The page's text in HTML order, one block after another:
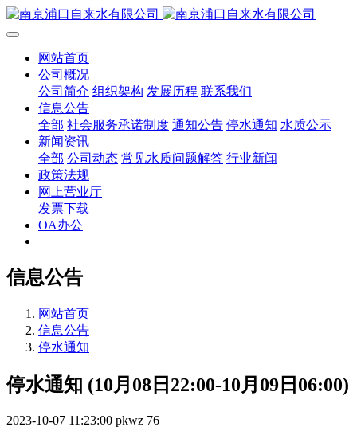
网站首页
公司概况
公司简介 组织架构 发展历程 联系我们
信息公告
全部 社会服务承诺制度 通知公告 停水通知 水质公示
新闻资讯
全部 公司动态 常见水质问题解答 行业新闻
政策法规
网上营业厅
发票下载
OA办公
信息公告
网站首页
信息公告
停水通知
停水通知 (10月08日22:00-10月09日06:00)
2023-10-07 11:23:00 pkwz 76